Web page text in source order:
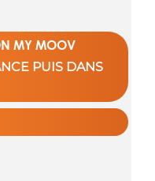
MY MOOV
PUIS DANS